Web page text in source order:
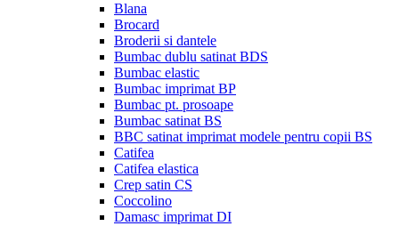
Blana
Brocard
Broderii si dantele
Bumbac dublu satinat BDS
Bumbac elastic
Bumbac imprimat BP
Bumbac pt. prosoape
Bumbac satinat BS
BBC satinat imprimat modele pentru copii BS
Catifea
Catifea elastica
Crep satin CS
Coccolino
Damasc imprimat DI